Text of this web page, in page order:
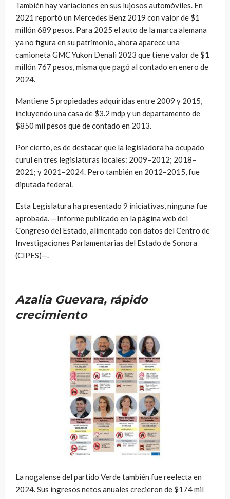
También hay variaciones en sus lujosos automóviles. En
2021 reportó un Mercedes Benz 2019 con valor de $1
millón 689 pesos. Para 2025 el auto de la marca alemana
ya no figura en su patrimonio, ahora aparece una
camioneta GMC Yukon Denali 2023 que tiene valor de $1
millón 767 pesos, misma que pagó al contado en enero de
2024.
Mantiene 5 propiedades adquiridas entre 2009 y 2015,
incluyendo una casa de $3.2 mdp y un departamento de
$850 mil pesos que de contado en 2013.
Por cierto, es de destacar que la legisladora ha ocupado
curul en tres legislaturas locales: 2009–2012; 2018–
2021; y 2021–2024. Pero también en 2012–2015, fue
diputada federal.
Esta Legislatura ha presentado 9 iniciativas, ninguna fue
aprobada. —Informe publicado en la página web del
Congreso del Estado, alimentado con datos del Centro de
Investigaciones Parlamentarias del Estado de Sonora
(CIPES)—.
Azalia Guevara, rápido
crecimiento
La nogalense del partido Verde también fue reelecta en
2024. Sus ingresos netos anuales crecieron de $174 mil